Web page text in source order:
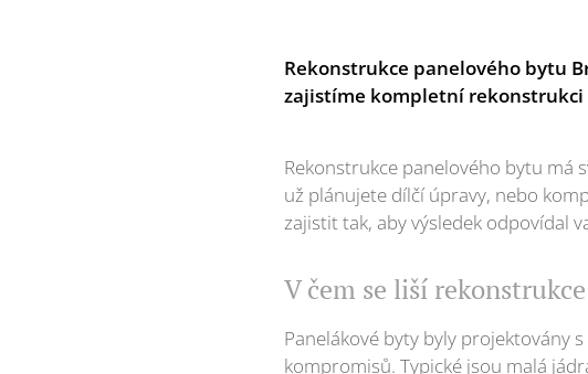
Rekonstrukce panelového bytu
zajistíme kompletní rekonstrukci
Rekonstrukce panelového bytu má
už plánujete dílčí úpravy, nebo
zajistit tak, aby výsledek odpovídal
V čem se liší
Panelákové byty byly projektovány
kompromisů. Typické jsou malá